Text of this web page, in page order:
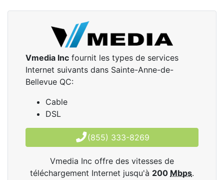
Vmedia Inc fournit les types de services
Internet suivants dans Sainte-Anne-de-
Bellevue QC:
Cable
DSL
(855) 333-8269
Vmedia Inc offre des vitesses de
téléchargement Internet jusqu'à 200 Mbps.